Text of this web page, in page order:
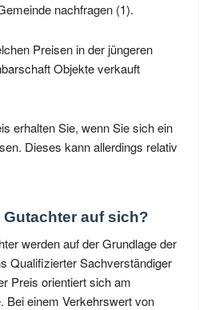
nachfragen (1).
Preisen in der jüngeren
Objekte verkauft
erhalten Sie, wenn Sie sich ein
Dieses kann allerdings relativ
Gutachter auf sich?
werden auf der Grundlage der
Qualifizierter Sachverständiger
Preis orientiert sich am
Bei einem Verkehrswert von